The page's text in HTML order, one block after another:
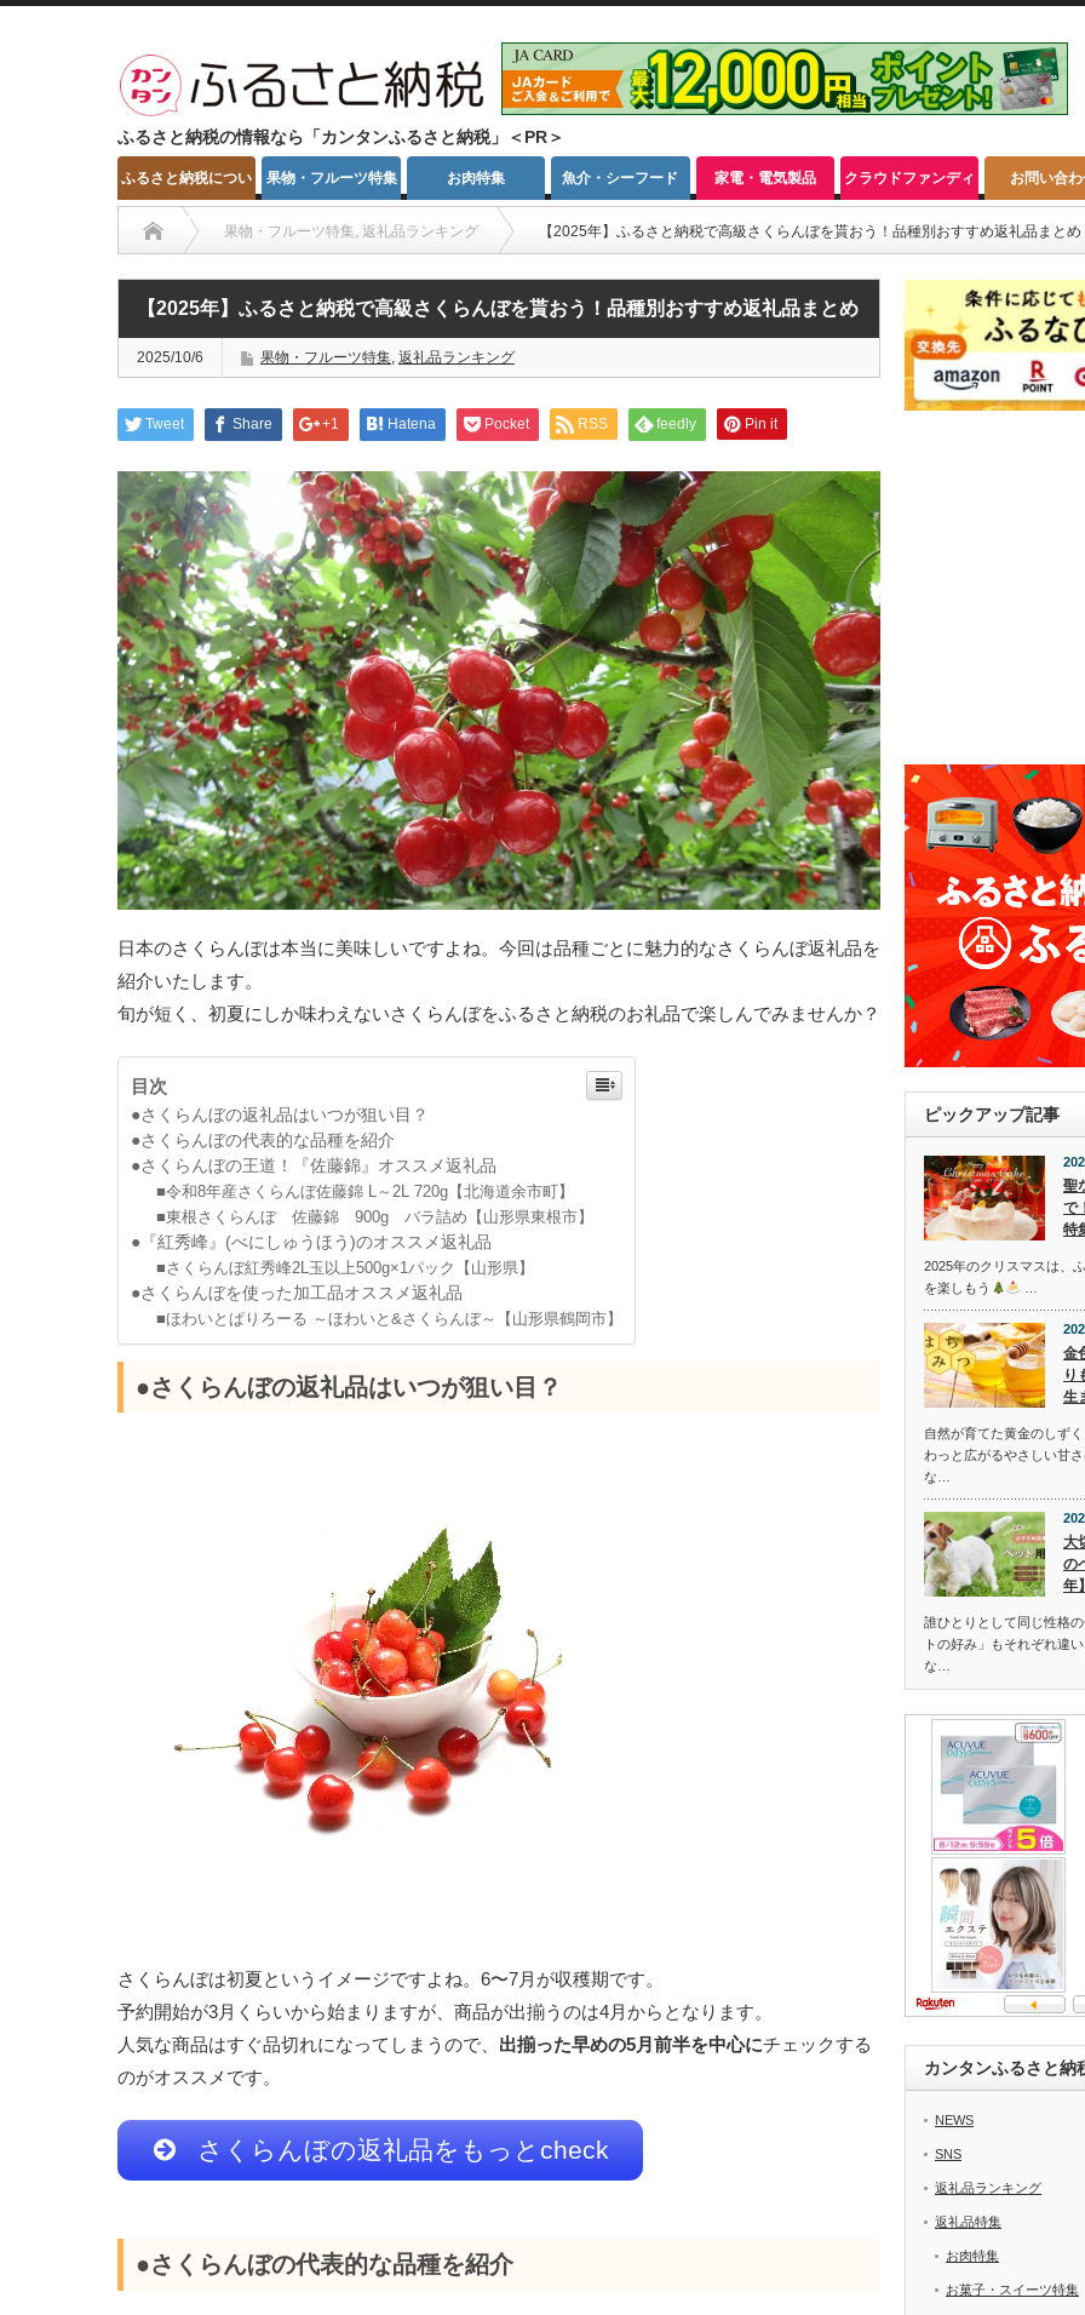
ふるさと納税の情報なら「カンタンふるさと納税」＜PR＞
ふるさと納税につい
て
果物・フルーツ特集 お肉特集 魚介・シーフード 家電・電気製品 クラウドファンディ
ング
お問い合
果物・フルーツ特集, 返礼品ランキング 【2025年】ふるさと納税で高級さくらんぼを貰おう！品種別おすすめ返礼品まとめ
【2025年】ふるさと納税で高級さくらんぼを貰おう！品種別おすすめ返礼品まとめ
2025/10/6 果物・フルーツ特集, 返礼品ランキング
Tweet Share +1 Hatena Pocket RSS feedly Pin it
日本のさくらんぼは本当に美味しいですよね。今回は品種ごとに魅力的なさくらんぼ返礼品を
紹介いたします。
旬が短く、初夏にしか味わえないさくらんぼをふるさと納税のお礼品で楽しんでみませんか？
目次
●さくらんぼの返礼品はいつが狙い目？
●さくらんぼの代表的な品種を紹介
●さくらんぼの王道！『佐藤錦』オススメ返礼品
■令和8年産さくらんぼ佐藤錦 L～2L 720g【北海道余市町】
■東根さくらんぼ 佐藤錦 900g バラ詰め【山形県東根市】
●『紅秀峰』(べにしゅうほう)のオススメ返礼品
■さくらんぼ紅秀峰2L玉以上500g×1パック【山形県】
●さくらんぼを使った加工品オススメ返礼品
■ほわいとぱりろーる ～ほわいと&さくらんぼ～【山形県鶴岡市】
●さくらんぼの返礼品はいつが狙い目？
さくらんぼは初夏というイメージですよね。6〜7月が収穫期です。
予約開始が3月くらいから始まりますが、商品が出揃うのは4月からとなります。
人気な商品はすぐ品切れになってしまうので、 出揃った早めの5月前半を中心にチェックする
のがオススメです。
さくらんぼの返礼品をもっとcheck
●さくらんぼの代表的な品種を紹介
ピックアップ記事
聖
で
特
2025年のクリスマスは、
を楽しもう
金
り
生
自然が育てた黄金のしず
わっと広がるやさしい甘
な…
大
の
年
誰ひとりとして同じ性格
トの好み」もそれぞれ違
な…
カンタンふるさと納
NEWS
SNS
返礼品ランキング
返礼品特集
お肉特集
お菓子・スイーツ特集